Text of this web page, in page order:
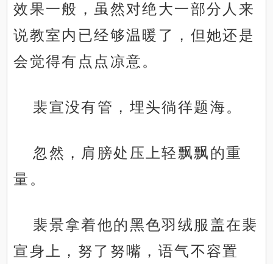
效果一般，虽然对绝大一部分人来
说教室内已经够温暖了，但她还是
会觉得有点点凉意。
裴宣没有管，埋头徜徉题海。
忽然，肩膀处压上轻飘飘的重
量。
裴景拿着他的黑色羽绒服盖在裴
宣身上，努了努嘴，语气不容置